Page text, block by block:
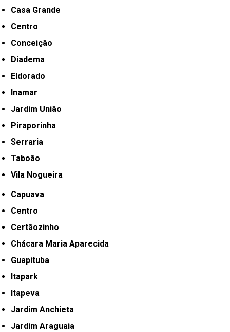
Casa Grande
Centro
Conceição
Diadema
Eldorado
Inamar
Jardim União
Piraporinha
Serraria
Taboão
Vila Nogueira
Capuava
Centro
Certãozinho
Chácara Maria Aparecida
Guapituba
Itapark
Itapeva
Jardim Anchieta
Jardim Araguaia